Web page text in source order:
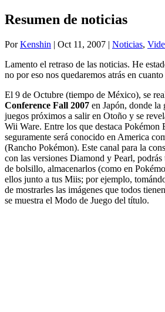
Resumen de noticias
PorKenshin | Oct 11, 2007 | Noticias,
Lamento el retraso de las noticias. He
no por eso nos quedaremos atrás en
El 9 de Octubre (tiempo de México), se
Conference Fall 2007 en Japón, donde la
juegos próximos a salir en Otoño y se
Wii Ware. Entre los que destaca Pokémon
seguramente será conocido en America
(Rancho Pokémon). Este canal para la
con las versiones Diamond y Pearl,
de bolsillo, almacenarlos (como en
ellos junto a tus Miis; por ejemplo,
de mostrarles las imágenes que todos
se muestra el Modo de Juego del título.